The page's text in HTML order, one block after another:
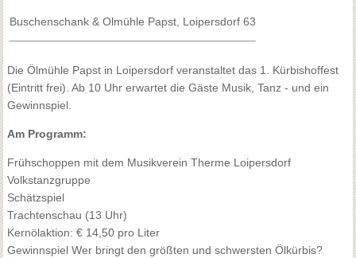
Buschenschank & Olmühle Papst, Loipersdorf 63
Die Ölmühle Papst in Loipersdorf veranstaltet das 1. Kürbishoffest
(Eintritt frei). Ab 10 Uhr erwartet die Gäste Musik, Tanz - und ein
Gewinnspiel.
Am Programm:
Frühschoppen mit dem Musikverein Therme Loipersdorf
Volkstanzgruppe
Schätzspiel
Trachtenschau (13 Uhr)
Kernölaktion: € 14,50 pro Liter
Gewinnspiel Wer bringt den größten und schwersten Ölkürbis?